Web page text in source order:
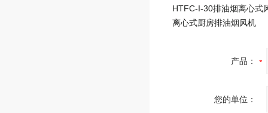
HTFC-I-30排油烟离心式
离心式厨房排油烟风机
产品：
您的单位：